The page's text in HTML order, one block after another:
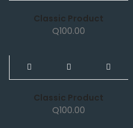
Classic Product
Q100.00
NEW
Classic Product
Q100.00